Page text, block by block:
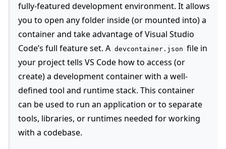
navigation of Quickstart tutorials
navigation of Build
navigation of Simulate
fully-featured development environment. It allows
you to open any folder inside (or mounted into) a
container and take advantage of Visual Studio
Code’s full feature set. A devcontainer.json file in
your project tells VS Code how to access (or
create) a development container with a well-
defined tool and runtime stack. This container
can be used to run an application or to separate
tools, libraries, or runtimes needed for working
with a codebase.